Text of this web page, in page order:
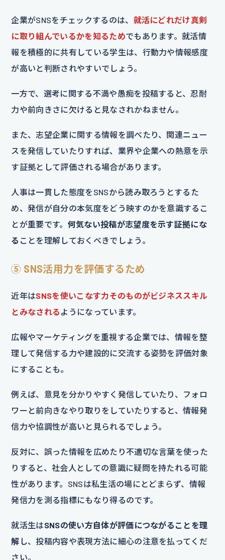
企業がSNSをチェックするのは、 就活にどれだけ真剣
に取り組んでいるかを知るためでもあります。就活情
報を積極的に共有している学生は、行動力や情報感度
が高いと判断されやすいでしょう。
一方で、選考に関する不満や愚痴を投稿すると、忍耐
力や前向きさに欠けると見なされかねません。
また、志望企業に関する情報を調べたり、関連ニュー
スを発信していたりすれば、業界や企業への熱意を示
す証拠として評価される場合があります。
人事は一貫した態度をSNSから読み取ろうとするた
め、発信が自分の本気度をどう映すのかを意識するこ
とが重要です。 何気ない投稿が志望度を示す証拠にな
る ことを理解しておくべきでしょう。
⑤ SNS活用力を評価するため
近年はSNSを使いこなす力そのものがビジネススキル
とみなされる ようになっています。
広報やマーケティングを重視する企業では、情報を整
理して発信する力や建設的に交流する姿勢を評価対象
にすることも。
例えば、意見を分かりやすく発信していたり、フォロ
ワーと前向きなやり取りをしていたりすると、情報発
信力や協調性が高いと見られるでしょう。
反対に、誤った情報を広めたり不適切な言葉を使った
りすると、社会人としての意識に疑問を持たれる可能
性があります。SNSは私生活の場にとどまらず、情報
発信力を測る指標にもなり得るのです。
就活生はSNSの使い方自体が評価につながることを理
解 し、投稿内容や表現方法に細心の注意を払ってくだ
さい。